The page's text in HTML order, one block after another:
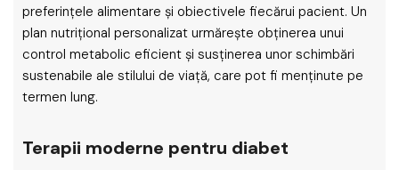
preferințele alimentare și obiectivele fiecărui pacient. Un
plan nutrițional personalizat urmărește obținerea unui
control metabolic eficient și susținerea unor schimbări
sustenabile ale stilului de viață, care pot fi menținute pe
termen lung.
Terapii moderne pentru diabet